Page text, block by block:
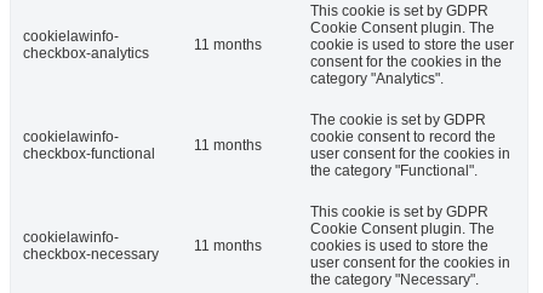
cookielawinfo-
checkbox-analytics
11 months
This cookie is set by GDPR
Cookie Consent plugin. The
cookie is used to store the user
consent for the cookies in the
category "Analytics".
cookielawinfo-
checkbox-functional
11 months
The cookie is set by GDPR
cookie consent to record the
user consent for the cookies in
the category "Functional".
cookielawinfo-
checkbox-necessary
11 months
This cookie is set by GDPR
Cookie Consent plugin. The
cookies is used to store the
user consent for the cookies in
the category "Necessary".